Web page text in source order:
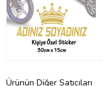
Ürünün Diğer Satıcıları